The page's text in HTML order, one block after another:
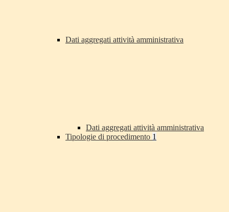
Dati aggregati attività amministrativa
Dati aggregati attività amministrativa
Tipologie di procedimento 1